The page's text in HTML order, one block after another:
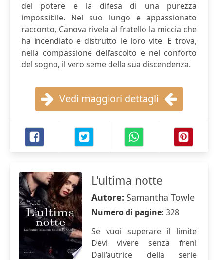
del potere e la difesa di una purezza
impossibile. Nel suo lungo e appassionato
racconto, Canova rivela al fratello la miccia che
ha incendiato e distrutto le loro vite. E trova,
nella compassione dell’ascolto e nel conforto
del sogno, il vero seme della sua discendenza.
Vedi maggiori dettagli
L'ultima notte
Autore: Samantha Towle
Numero di pagine: 328
Se vuoi superare il limite
Devi vivere senza freni
Dall’autrice della serie